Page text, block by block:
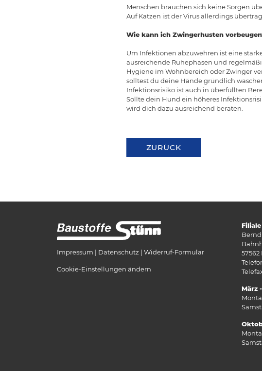
Menschen brauchen sich keine Sorgen
Auf Katzen ist der Virus allerdings
Wie kann ich Zwingerhusten
Um Infektionen abzuwehren ist eine
ausreichende Ruhephasen und
Hygiene im Wohnbereich oder Zwinger
solltest du deine Hände gründlich
Infektionsrisiko ist auch in überfüllten
Sollte dein Hund ein höheres
wird dich dazu ausreichend beraten.
ZURÜCK
Impressum Datenschutz Widerruf-Formular
Cookie-Einstellungen ändern
Bernd
März